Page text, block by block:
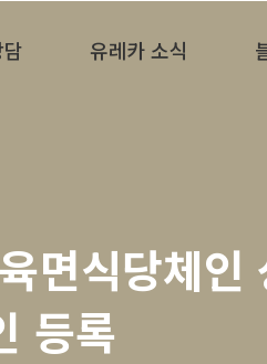
유레카 소식
면식당체인
등록